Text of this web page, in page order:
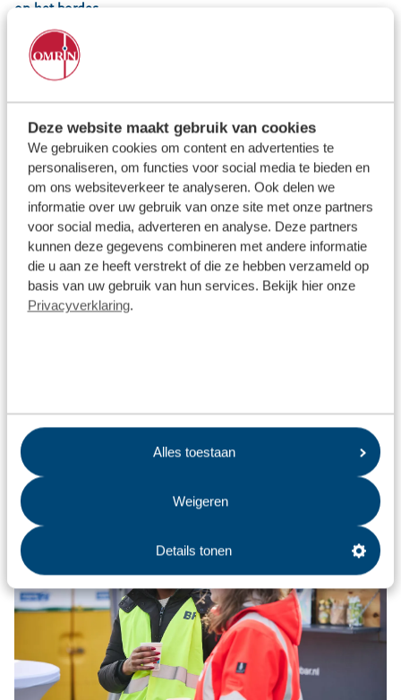
Deze website maakt gebruik van cookies
We gebruiken cookies om content en advertenties te
personaliseren, om functies voor social media te bieden en
om ons websiteverkeer te analyseren. Ook delen we
informatie over uw gebruik van onze site met onze partners
voor social media, adverteren en analyse. Deze partners
kunnen deze gegevens combineren met andere informatie
die u aan ze heeft verstrekt of die ze hebben verzameld op
basis van uw gebruik van hun services. Bekijk hier onze
Privacyverklaring.
Alles toestaan
Weigeren
Details tonen
op het bordes
Een van de grootste veranderingen is de introductie van de
zelfbedieningszuil. Bezoekers melden zich hier voortaan zelf
aan, geven aan wat ze komen brengen en betalen – als dat
nodig is – direct bij de zuil. Dankzij deze nieuwe werkwijze
hoeven onze medewerkers niet meer continu bij de ingang te
staan, maar kunnen ze op het bordes veel meer persoonlijke
aandacht geven aan bezoekers. Dat is niet alleen prettiger
werken, maar ook een grote kwaliteitsverbetering in de
service die we bieden.
Een smakelijke verrassing
Om de heropening te vieren, ontvingen de eerste 150
bezoekers een vers suikerbrood van Bakkerij Van Eck uit
Damwâld. Een mooi gebaar waarmee we samen stil stonden
bij deze stap vooruit in onze dienstverlening.
Met de vernieuwde milieustraat in Damwâld laten we zien